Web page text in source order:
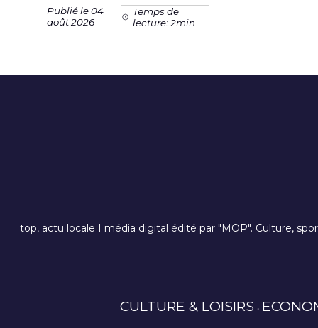
Publié le 04
août 2026
Temps de
lecture: 2min
top, actu locale I média digital édité par "MOP". Culture,
CULTURE & LOISIRS